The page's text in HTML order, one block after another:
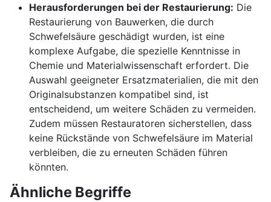
Herausforderungen bei der Restaurierung: Die
Restaurierung von Bauwerken, die durch
Schwefelsäure geschädigt wurden, ist eine
komplexe Aufgabe, die spezielle Kenntnisse in
Chemie und Materialwissenschaft erfordert. Die
Auswahl geeigneter Ersatzmaterialien, die mit den
Originalsubstanzen kompatibel sind, ist
entscheidend, um weitere Schäden zu vermeiden.
Zudem müssen Restauratoren sicherstellen, dass
keine Rückstände von Schwefelsäure im Material
verbleiben, die zu erneuten Schäden führen
könnten.
Ähnliche Begriffe